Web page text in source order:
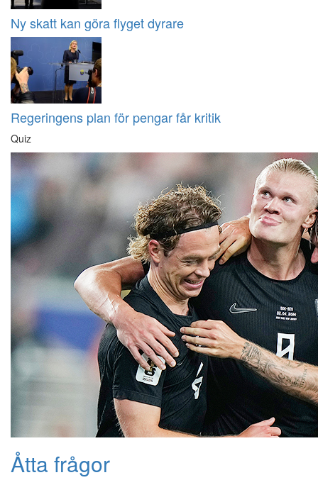
Ny skatt kan göra flyget dyrare
Regeringens plan för pengar får kritik
Quiz
Åtta frågor